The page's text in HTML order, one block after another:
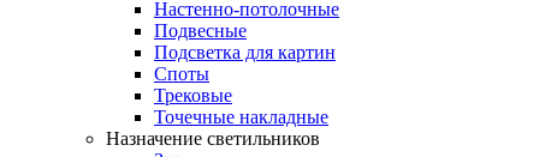
Настенно-потолочные
Подвесные
Подсветка для картин
Споты
Трековые
Точечные накладные
Назначение светильников